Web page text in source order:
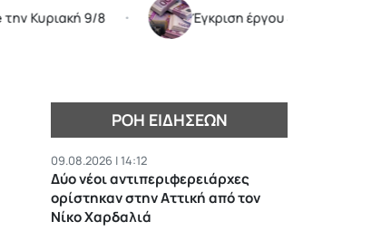
9/8 • Έγκριση έργου 4 εκατ. ευρώ για τον
ΡΟΉ ΕΙΔΉΣΕΩΝ
09.08.2026 | 14:12
Δύο νέοι αντιπεριφερειάρχες
ορίστηκαν στην Αττική από τον
Νίκο Χαρδαλιά